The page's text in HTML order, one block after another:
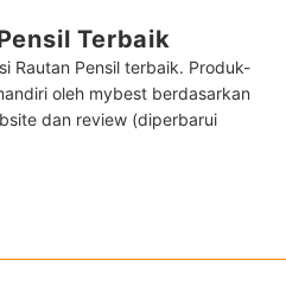
Terbaik
Rautan Pensil terbaik. Produk-
oleh mybest berdasarkan
dan review (diperbarui